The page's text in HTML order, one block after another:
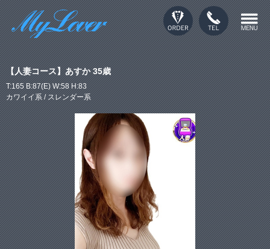
【人妻コース】あすか 35歳
T:165 B:87(E) W:58 H:83
カワイイ系 / スレンダー系